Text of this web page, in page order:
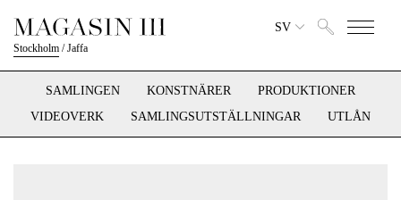
Stockholm /Jaffa
SV
SAMLINGEN KONSTNÄRER
PRODUKTIONER
VIDEOVERK
SAMLINGSUTSTÄLLNINGAR UTLÅN